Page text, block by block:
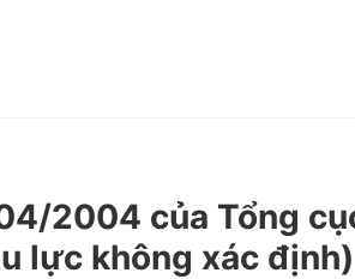
2004 của Tổng
lực không xác định)